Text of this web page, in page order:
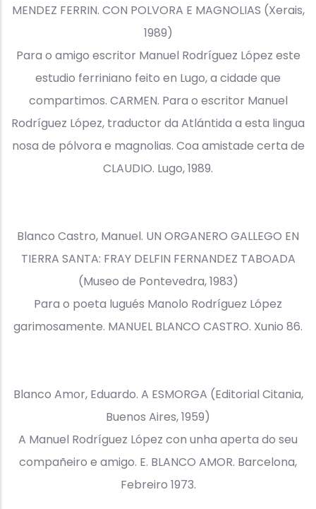
MENDEZ FERRIN. CON POLVORA E MAGNOLIAS (Xerais,
1989)
Para o amigo escritor Manuel Rodríguez López este
estudio ferriniano feito en Lugo, a cidade que
compartimos. CARMEN. Para o escritor Manuel
Rodríguez López, traductor da Atlántida a esta lingua
nosa de pólvora e magnolias. Coa amistade certa de
CLAUDIO. Lugo, 1989.
Blanco Castro, Manuel. UN ORGANERO GALLEGO EN
TIERRA SANTA: FRAY DELFIN FERNANDEZ TABOADA
(Museo de Pontevedra, 1983)
Para o poeta lugués Manolo Rodríguez López
garimosamente. MANUEL BLANCO CASTRO. Xunio 86.
Blanco Amor, Eduardo. A ESMORGA (Editorial Citania,
Buenos Aires, 1959)
A Manuel Rodríguez López con unha aperta do seu
compañeiro e amigo. E. BLANCO AMOR. Barcelona,
Febreiro 1973.